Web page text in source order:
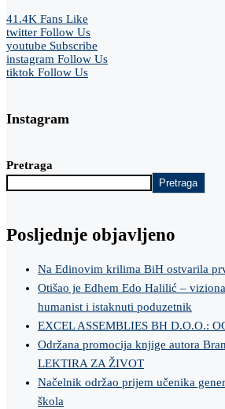
41.4K Fans Like
twitter Follow Us
youtube Subscribe
instagram Follow Us
tiktok Follow Us
Instagram
Pretraga
Pretraga
Posljednje objavljeno
Na Edinovim krilima BiH ostvarila
Otišao je Edhem Edo Halilić –
humanist i istaknuti poduzetnik
EXCEL ASSEMBLIES BH D.O.O.:
Održana promocija knjige autora
LEKTIRA ZA ŽIVOT
Načelnik održao prijem učenika
škola